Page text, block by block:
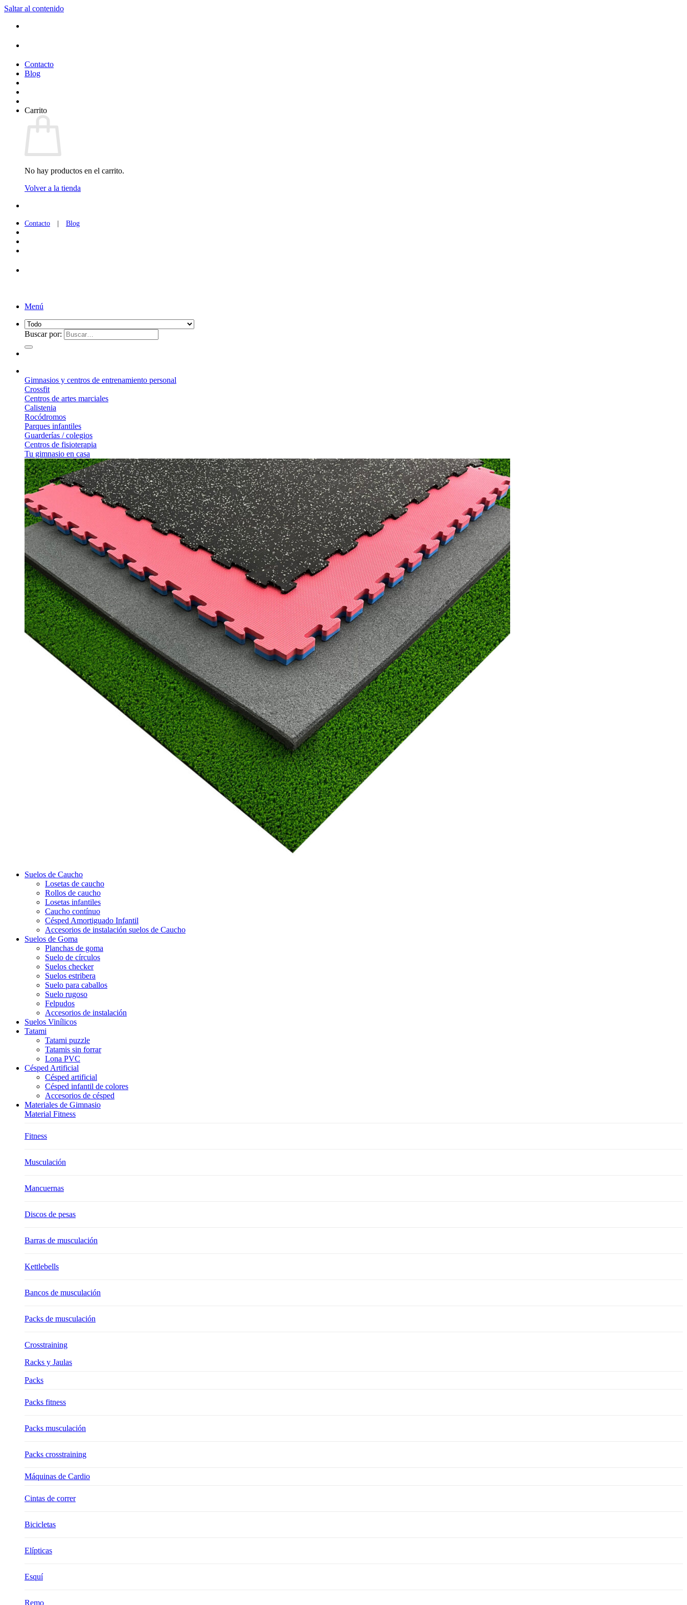
Saltar al contenido
Contacto
Blog
Carrito
No hay productos en el carrito.
Volver a la tienda
Contacto Blog
Menú
Buscar por:
Gimnasios y centros de entrenamiento personal
Crossfit
Centros de artes marciales
Calistenia
Rocódromos
Parques infantiles
Guarderías / colegios
Centros de fisioterapia
Tu gimnasio en casa
Suelos de Caucho
Losetas de caucho
Rollos de caucho
Losetas infantiles
Caucho contínuo
Césped Amortiguado Infantil
Accesorios de instalación suelos de Caucho
Suelos de Goma
Planchas de goma
Suelo de círculos
Suelos checker
Suelos estribera
Suelo para caballos
Suelo rugoso
Felpudos
Accesorios de instalación
Suelos Vinílicos
Tatami
Tatami puzzle
Tatamis sin forrar
Lona PVC
Césped Artificial
Césped artificial
Césped infantil de colores
Accesorios de césped
Materiales de Gimnasio
Material Fitness
Fitness
Musculación
Mancuernas
Discos de pesas
Barras de musculación
Kettlebells
Bancos de musculación
Packs de musculación
Crosstraining
Racks y Jaulas
Packs
Packs fitness
Packs musculación
Packs crosstraining
Máquinas de Cardio
Cintas de correr
Bicicletas
Elípticas
Esquí
Remo